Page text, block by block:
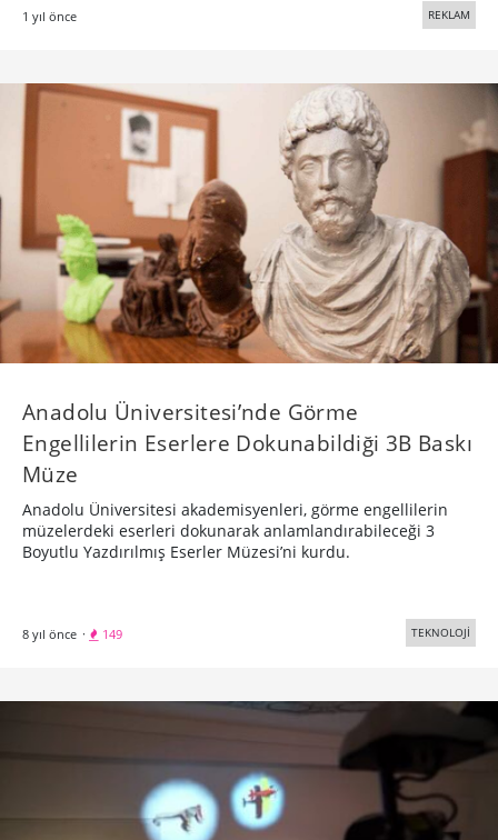
1 yıl önce REKLAM
Anadolu Üniversitesi’nde Görme
Engellilerin Eserlere Dokunabildiği 3B Baskı
Müze
Anadolu Üniversitesi akademisyenleri, görme engellilerin
müzelerdeki eserleri dokunarak anlamlandırabileceği 3
Boyutlu Yazdırılmış Eserler Müzesi’ni kurdu.
8 yıl önce · 149 TEKNOLOJİ